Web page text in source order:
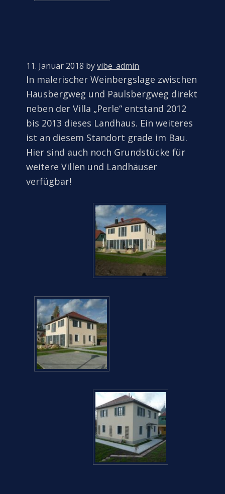
11. Januar 2018 byvibe_admin
In malerischer Weinbergslage zwischen
Hausbergweg und Paulsbergweg direkt
neben der Villa „Perle“ entstand 2012
bis 2013 dieses Landhaus. Ein weiteres
ist an diesem Standort grade im Bau.
Hier sind auch noch Grundstücke für
weitere Villen und Landhäuser
verfügbar!